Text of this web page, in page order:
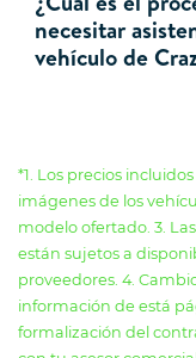
necesitar
vehículo de
*1. Los precios
imágenes de los
modelo ofertado. 3.
están sujetos a
proveedores. 4.
información de está
formalización del